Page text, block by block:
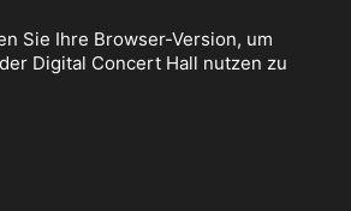
Sie Ihre Browser-Version, um
Digital Concert Hall nutzen zu